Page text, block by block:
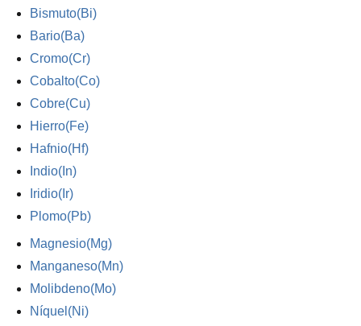
Bismuto(Bi)
Bario(Ba)
Cromo(Cr)
Cobalto(Co)
Cobre(Cu)
Hierro(Fe)
Hafnio(Hf)
Indio(In)
Iridio(Ir)
Plomo(Pb)
Magnesio(Mg)
Manganeso(Mn)
Molibdeno(Mo)
Níquel(Ni)